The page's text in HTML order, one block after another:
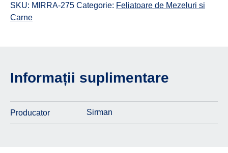
SKU: MIRRA-275 Categorie: Feliatoare de Mezeluri si
Carne
Informații suplimentare
Producator Sirman